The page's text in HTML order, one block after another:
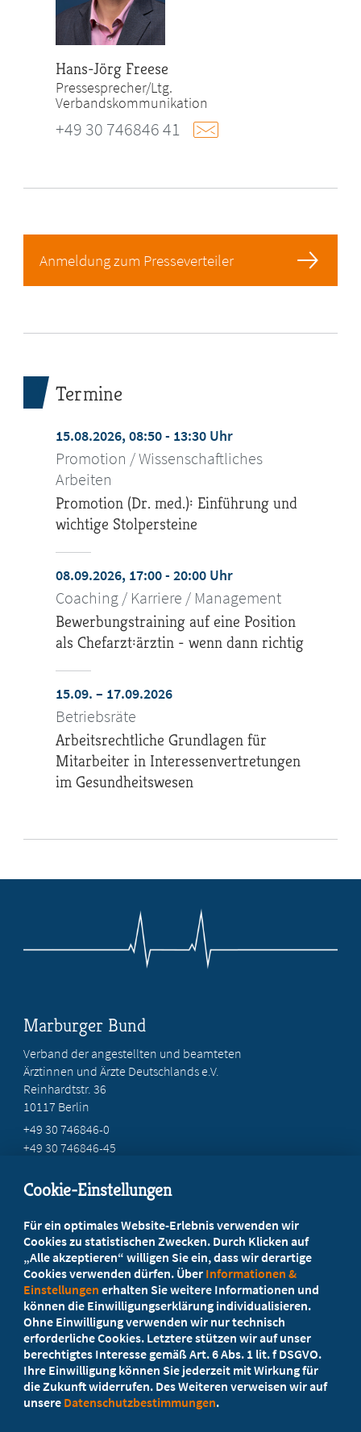
Hans-Jörg Freese
Pressesprecher/Ltg.
Verbandskommunikation
+49 30 746846 41
Anmeldung zum Presseverteiler
Termine
15.08.2026, 08:50 - 13:30 Uhr
Promotion / Wissenschaftliches
Arbeiten
Promotion (Dr. med.): Einführung und
wichtige Stolpersteine
08.09.2026, 17:00 - 20:00 Uhr
Coaching / Karriere / Management
Bewerbungstraining auf eine Position
als Chefarzt:ärztin - wenn dann richtig
15.09. – 17.09.2026
Betriebsräte
Arbeitsrechtliche Grundlagen für
Mitarbeiter in Interessenvertretungen
im Gesundheitswesen
Marburger Bund
Verband der angestellten und beamteten
Ärztinnen und Ärzte Deutschlands e.V.
Reinhardtstr. 36
10117 Berlin
+49 30 746846-0
+49 30 746846-45
Ihr Landesverband berät Sie!
Ansprechpartner
Werden Sie jetzt Mitglied!
5 Vorteile einer Mitgliedschaft
Cookie-Einstellungen
Für ein optimales Website-Erlebnis verwenden wir
Cookies zu statistischen Zwecken. Durch Klicken auf
„Alle akzeptieren“ willigen Sie ein, dass wir derartige
Cookies verwenden dürfen. Über Informationen &
Einstellungen erhalten Sie weitere Informationen und
können die Einwilligungserklärung individualisieren.
Ohne Einwilligung verwenden wir nur technisch
erforderliche Cookies. Letztere stützen wir auf unser
berechtigtes Interesse gemäß Art. 6 Abs. 1 lit. f DSGVO.
Ihre Einwilligung können Sie jederzeit mit Wirkung für
die Zukunft widerrufen. Des Weiteren verweisen wir auf
unsere Datenschutzbestimmungen.